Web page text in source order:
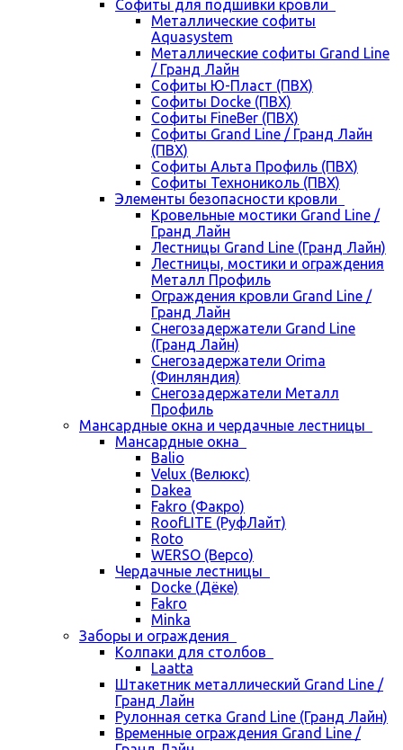
Cофиты для подшивки кровли
Металлические софиты
Aquasystem
Металлические софиты Grand Line
/ Гранд Лайн
Софиты Ю-Пласт (ПВХ)
Софиты Docke (ПВХ)
Софиты FineBer (ПВХ)
Софиты Grand Line / Гранд Лайн
(ПВХ)
Софиты Альта Профиль (ПВХ)
Софиты Технониколь (ПВХ)
Элементы безопасности кровли
Кровельные мостики Grand Line /
Гранд Лайн
Лестницы Grand Line (Гранд Лайн)
Лестницы, мостики и ограждения
Металл Профиль
Ограждения кровли Grand Line /
Гранд Лайн
Снегозадержатели Grand Line
(Гранд Лайн)
Снегозадержатели Orima
(Финляндия)
Снегозадержатели Металл
Профиль
Мансардные окна и чердачные лестницы
Мансардные окна
Balio
Velux (Велюкс)
Dakea
Fakro (Факро)
RoofLITE (РуфЛайт)
Roto
WERSO (Версо)
Чердачные лестницы
Docke (Дёке)
Fakro
Minka
Заборы и ограждения
Колпаки для столбов
Laatta
Штакетник металлический Grand Line /
Гранд Лайн
Рулонная сетка Grand Line (Гранд Лайн)
Временные ограждения Grand Line /